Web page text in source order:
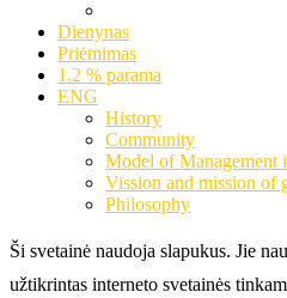
Dienynas
Priėmimas
1.2 % parama
ENG
History
Community
Model of Management
Vission and mission of
Philosophy
Ši svetainė naudoja slapukus. Jie
užtikrintas interneto svetainės